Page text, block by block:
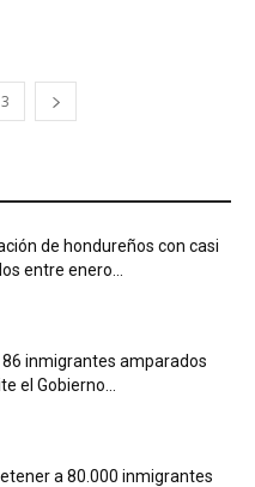
3
de hondureños con casi
entre enero...
86 inmigrantes amparados
el Gobierno...
a 80.000 inmigrantes